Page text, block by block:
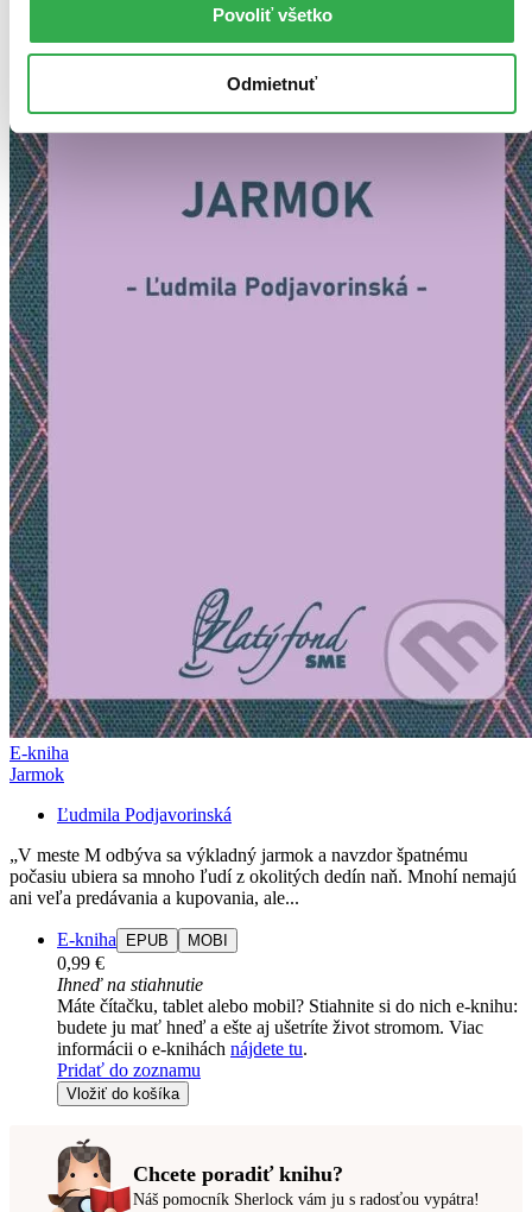
Povoliť všetko
Odmietnuť
E-kniha
Jarmok
Ľudmila Podjavorinská
„V meste M odbýva sa výkladný jarmok a navzdor špatnému
počasiu ubiera sa mnoho ľudí z okolitých dedín naň. Mnohí nemajú
ani veľa predávania a kupovania, ale...
E-kniha EPUB MOBI
0,99 €
Ihneď na stiahnutie
Máte čítačku, tablet alebo mobil? Stiahnite si do nich e-knihu:
budete ju mať hneď a ešte aj ušetríte život stromom. Viac
informácii o e-knihách nájdete tu.
Pridať do zoznamu
Vložiť do košíka
Chcete poradiť knihu?
Náš pomocník Sherlock vám ju s radosťou vypátra!